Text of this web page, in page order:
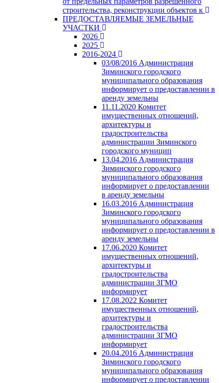
строительства, реконструкции объектов к
ПРЕДОСТАВЛЯЕМЫЕ ЗЕМЕЛЬНЫЕ
УЧАСТКИ
2026
2025
2016-2024
03/08/2016 Администрация
Зиминского городского
муниципального образования
информирует о предоставлении в
аренду земельны
11.11.2020 Комитет
имущественных отношений,
архитектуры и
градостроительства
администрации Зиминского
городского муницип
13.04.2016 Администрация
Зиминского городского
муниципального образования
информирует о предоставлении
в аренду земельны
16.03.2016 Администрация
Зиминского городского
муниципального образования
информирует о предоставлении в
аренду земельны
17.06.2020 Комитет
имущественных отношений,
архитектуры и
градостроительства
администрации ЗГМО
информирует
17.08.2022 Комитет
имущественных отношений,
архитектуры и
градостроительства
администрации ЗГМО
информирует
20.04.2016 Администрация
Зиминского городского
муниципального образования
информирует о предоставлении